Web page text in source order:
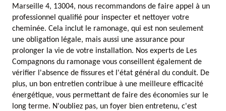
Marseille 4, 13004, nous recommandons de faire appel à un
professionnel qualifié pour inspecter et nettoyer votre
cheminée. Cela inclut le ramonage, qui est non seulement
une obligation légale, mais aussi une assurance pour
prolonger la vie de votre installation. Nos experts de Les
Compagnons du ramonage vous conseillent également de
vérifier l'absence de fissures et l'état général du conduit. De
plus, un bon entretien contribue à une meilleure efficacité
énergétique, vous permettant de faire des économies sur le
long terme. N'oubliez pas, un foyer bien entretenu, c'est